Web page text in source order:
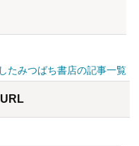
たみつばち書店の記事一覧